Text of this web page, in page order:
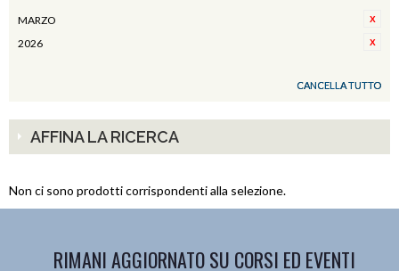
MARZO
2026
CANCELLA TUTTO
AFFINA LA RICERCA
Non ci sono prodotti corrispondenti alla selezione.
RIMANI AGGIORNATO SU CORSI ED EVENTI